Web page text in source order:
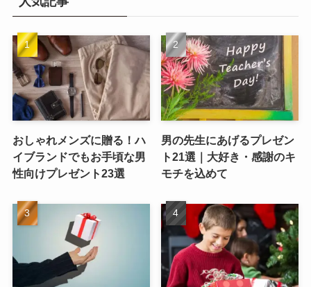
おしゃれメンズに贈る！ハ
イブランドでもお手頃な男
性向けプレゼント23選
男の先生にあげるプレゼン
ト21選｜大好き・感謝のキ
モチを込めて